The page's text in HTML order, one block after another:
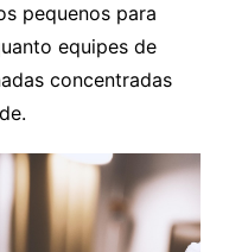
pequenos para
equipes de
concentradas